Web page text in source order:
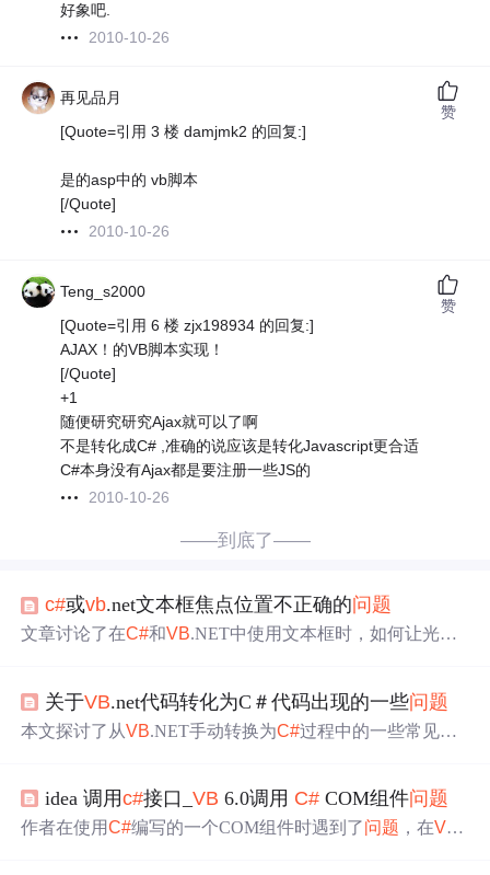
好象吧.
2010-10-26
再见品月
[Quote=引用 3 楼 damjmk2 的回复:]
是的asp中的 vb脚本
[/Quote]
2010-10-26
赞
Teng_s2000
[Quote=引用 6 楼 zjx198934 的回复:]
AJAX！的VB脚本实现！
[/Quote]
+1
随便研究研究Ajax就可以了啊
不是转化成C# ,准确的说应该是转化Javascript更合适
C#本身没有Ajax都是要注册一些JS的
2010-10-26
赞
——到底了——
c#或vb.net文本框焦点位置不正确的问题
文章讨论了在C#和VB.NET中使用文本框时，如何让光标
关于VB.net代码转化为C＃代码出现的一些问题
本文探讨了从VB.NET手动转换为C#过程中的一些常见问
idea 调用c#接口_VB 6.0调用 C# COM组件问题
作者在使用C#编写的一个COM组件时遇到了问题 ，在VB